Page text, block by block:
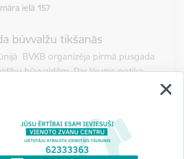
ielā 157
būvvalžu tikšanās
BVKB organizēja pirmā pusgada
būvvaldēm. Pasākums notika